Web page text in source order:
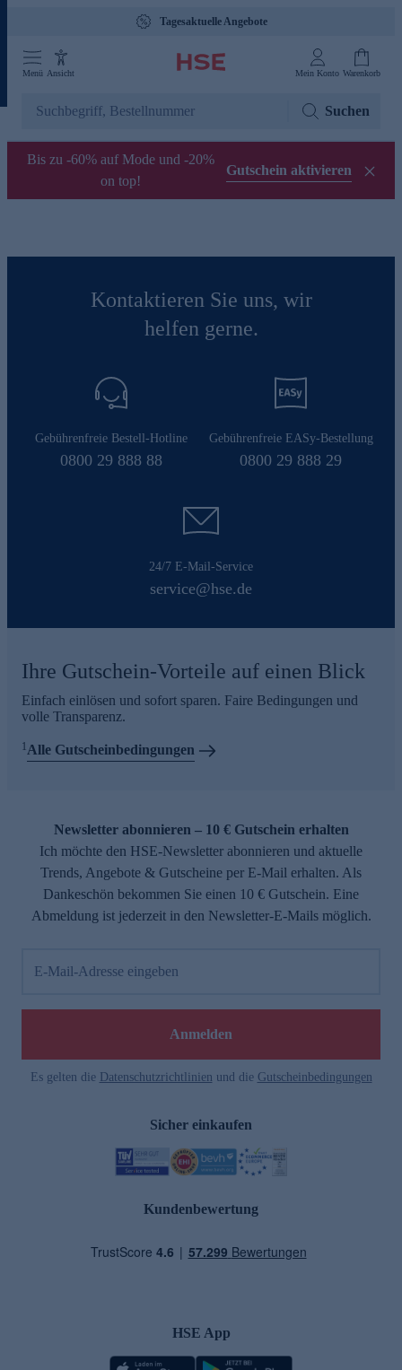
Tagesaktuelle Angebote
Menü Ansicht Mein Konto Warenkorb
Suchen
Bis zu -60% auf Mode und -20%
on top!
Gutschein aktivieren
Kontaktieren Sie uns, wir
helfen gerne.
Gebührenfreie Bestell-Hotline
0800 29 888 88
Gebührenfreie EASy-Bestellung
0800 29 888 29
24/7 E-Mail-Service
service@hse.de
Ihre Gutschein-Vorteile auf einen Blick
Einfach einlösen und sofort sparen. Faire Bedingungen und
volle Transparenz.
1Alle Gutscheinbedingungen
Newsletter abonnieren – 10 € Gutschein erhalten
Ich möchte den HSE-Newsletter abonnieren und aktuelle
Trends, Angebote & Gutscheine per E-Mail erhalten. Als
Dankeschön bekommen Sie einen 10 € Gutschein. Eine
Abmeldung ist jederzeit in den Newsletter-E-Mails möglich.
E-Mail-Adresse eingeben
Anmelden
Es gelten die Datenschutzrichtlinien und die Gutscheinbedingungen
Sicher einkaufen
Kundenbewertung
HSE App